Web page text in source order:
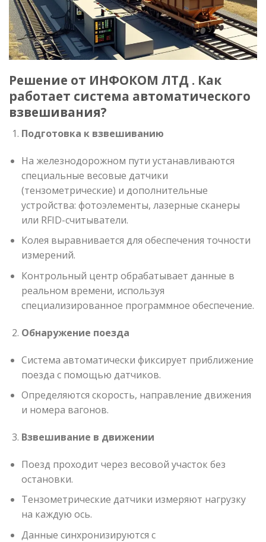
Решение от ИНФОКОМ ЛТД . Как
работает система автоматического
взвешивания?
Подготовка к взвешиванию
На железнодорожном пути устанавливаются
специальные весовые датчики
(тензометрические) и дополнительные
устройства: фотоэлементы, лазерные сканеры
или RFID-считыватели.
Колея выравнивается для обеспечения точности
измерений.
Контрольный центр обрабатывает данные в
реальном времени, используя
специализированное программное обеспечение.
Обнаружение поезда
Система автоматически фиксирует приближение
поезда с помощью датчиков.
Определяются скорость, направление движения
и номера вагонов.
Взвешивание в движении
Поезд проходит через весовой участок без
остановки.
Тензометрические датчики измеряют нагрузку
на каждую ось.
Данные синхронизируются с